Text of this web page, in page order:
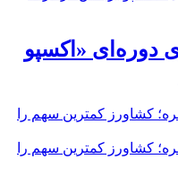
دوره‌ای «اکسپو